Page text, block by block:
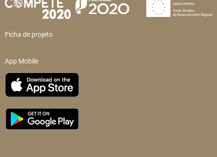
Ficha de projeto
App Mobile